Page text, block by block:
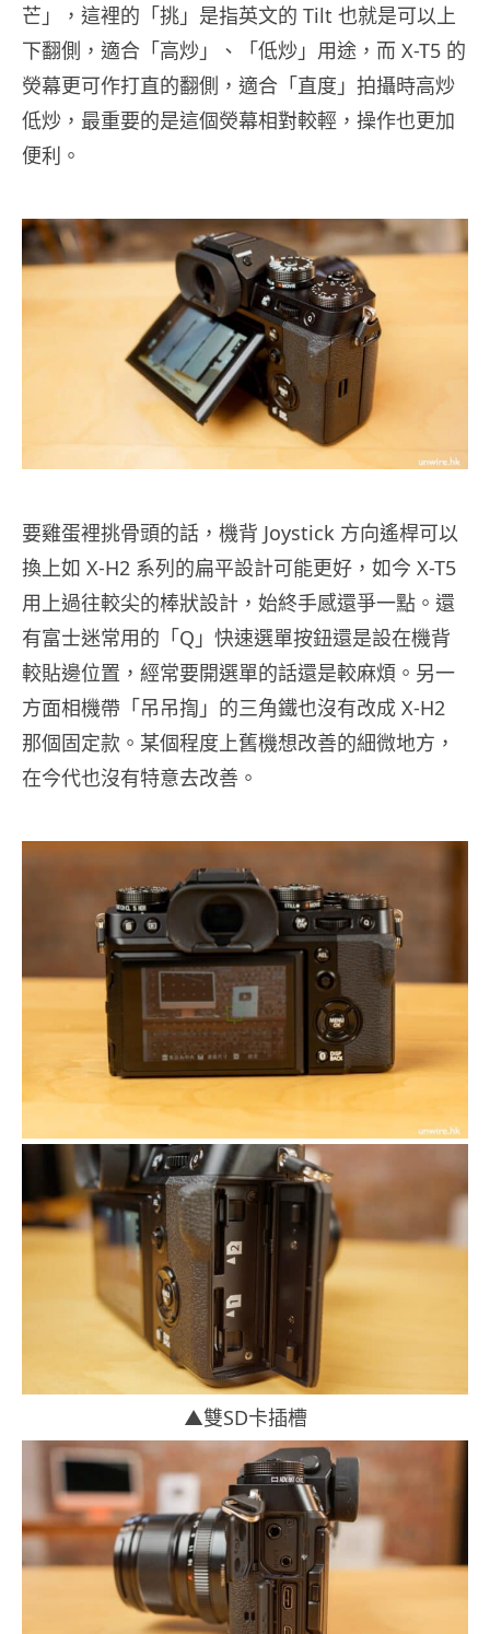
芒」，這裡的「挑」是指英文的 Tilt 也就是可以上
下翻側，適合「高炒」、「低炒」用途，而 X-T5 的
熒幕更可作打直的翻側，適合「直度」拍攝時高炒
低炒，最重要的是這個熒幕相對較輕，操作也更加
便利。
要雞蛋裡挑骨頭的話，機背 Joystick 方向遙桿可以
換上如 X-H2 系列的扁平設計可能更好，如今 X-T5
用上過往較尖的棒狀設計，始終手感還爭一點。還
有富士迷常用的「Q」快速選單按鈕還是設在機背
較貼邊位置，經常要開選單的話還是較麻煩。另一
方面相機帶「吊吊揈」的三角鐵也沒有改成 X-H2
那個固定款。某個程度上舊機想改善的細微地方，
在今代也沒有特意去改善。
▲雙SD卡插槽